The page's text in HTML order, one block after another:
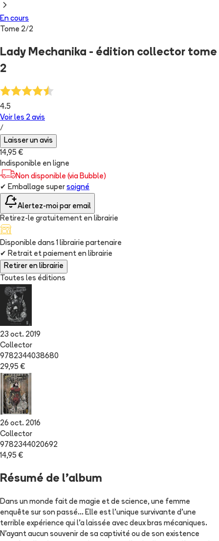
En cours
Tome 2/2
Lady Mechanika - édition collector tome
2
4.5
Voir les 2 avis
/
Laisser un avis
14,95 €
Indisponible en ligne
Non disponible (via Bubble)
✔ Emballage super soigné
Alertez-moi par email
Retirez-le gratuitement en librairie
Disponible dans 1 librairie partenaire
✔ Retrait et paiement en librairie
Retirer en librairie
Toutes les éditions
23 oct. 2019
Collector
9782344038680
29,95 €
26 oct. 2016
Collector
9782344020692
14,95 €
Résumé de l'album
Dans un monde fait de magie et de science, une femme
enquête sur son passé... Elle est l'unique survivante d'une
terrible expérience qui l'a laissée avec deux bras mécaniques.
N'ayant aucun souvenir de sa captivité ou de son existence